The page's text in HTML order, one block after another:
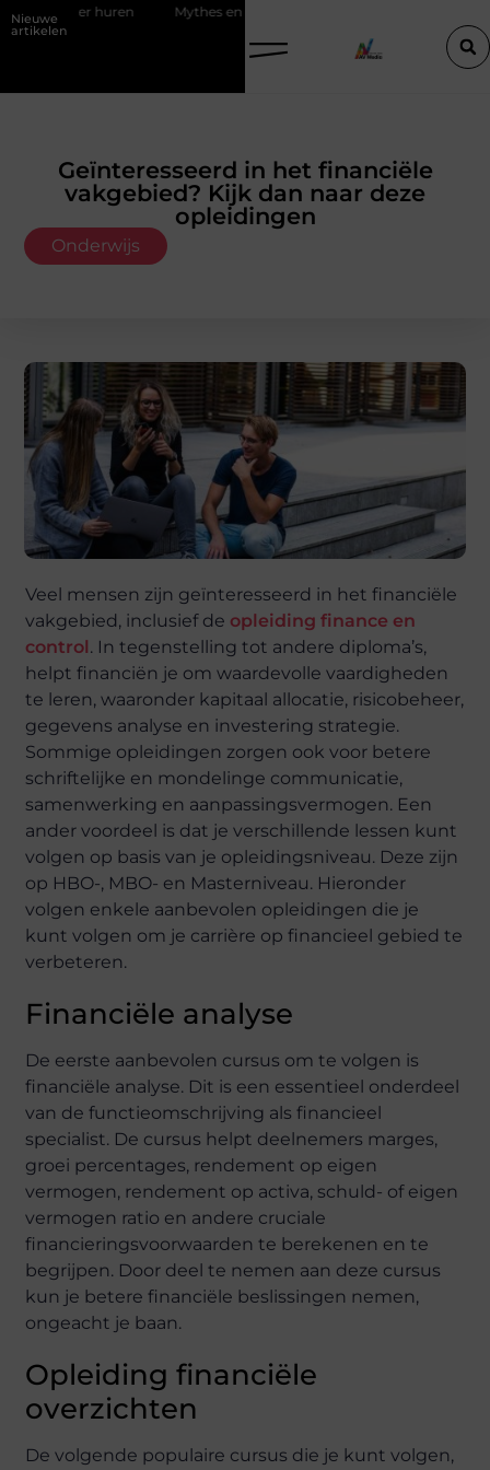
Nieuwe
artikelen
huren Mythes en feiten over zachtere nicotine pouches
Geïnteresseerd in het financiële
vakgebied? Kijk dan naar deze
opleidingen
Onderwijs
Veel mensen zijn geïnteresseerd in het financiële
vakgebied, inclusief de opleiding finance en
control. In tegenstelling tot andere diploma’s,
helpt financiën je om waardevolle vaardigheden
te leren, waaronder kapitaal allocatie, risicobeheer,
gegevens analyse en investering strategie.
Sommige opleidingen zorgen ook voor betere
schriftelijke en mondelinge communicatie,
samenwerking en aanpassingsvermogen. Een
ander voordeel is dat je verschillende lessen kunt
volgen op basis van je opleidingsniveau. Deze zijn
op HBO-, MBO- en Masterniveau. Hieronder
volgen enkele aanbevolen opleidingen die je
kunt volgen om je carrière op financieel gebied te
verbeteren.
Financiële analyse
De eerste aanbevolen cursus om te volgen is
financiële analyse. Dit is een essentieel onderdeel
van de functieomschrijving als financieel
specialist. De cursus helpt deelnemers marges,
groei percentages, rendement op eigen
vermogen, rendement op activa, schuld- of eigen
vermogen ratio en andere cruciale
financieringsvoorwaarden te berekenen en te
begrijpen. Door deel te nemen aan deze cursus
kun je betere financiële beslissingen nemen,
ongeacht je baan.
Opleiding financiële
overzichten
De volgende populaire cursus die je kunt volgen,